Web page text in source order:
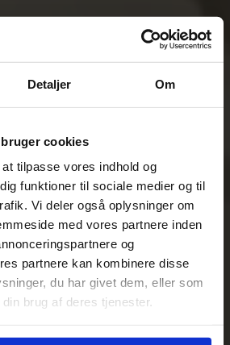
Detaljer Om
cookies
tilpasse vores indhold og
funktioner til sociale medier og til
Vi deler også oplysninger om
med vores partnere inden
og
partnere kan kombinere disse
du har givet dem, eller som
brug af deres tjenester.